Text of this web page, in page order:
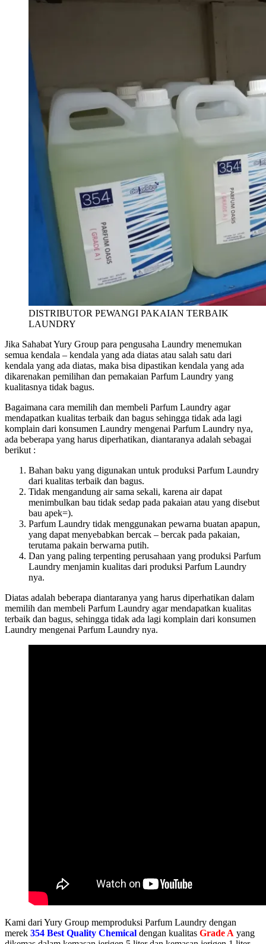
DISTRIBUTOR PEWANGI PAKAIAN TERBAIK
LAUNDRY
Jika Sahabat Yury Group para pengusaha Laundry menemukan
semua kendala – kendala yang ada diatas atau salah satu dari
kendala yang ada diatas, maka bisa dipastikan kendala yang ada
dikarenakan pemilihan dan pemakaian Parfum Laundry yang
kualitasnya tidak bagus.
Bagaimana cara memilih dan membeli Parfum Laundry agar
mendapatkan kualitas terbaik dan bagus sehingga tidak ada lagi
komplain dari konsumen Laundry mengenai Parfum Laundry nya,
ada beberapa yang harus diperhatikan, diantaranya adalah sebagai
berikut :
Bahan baku yang digunakan untuk produksi Parfum Laundry
dari kualitas terbaik dan bagus.
Tidak mengandung air sama sekali, karena air dapat
menimbulkan bau tidak sedap pada pakaian atau yang disebut
bau apek=).
Parfum Laundry tidak menggunakan pewarna buatan apapun,
yang dapat menyebabkan bercak – bercak pada pakaian,
terutama pakain berwarna putih.
Dan yang paling terpenting perusahaan yang produksi Parfum
Laundry menjamin kualitas dari produksi Parfum Laundry
nya.
Diatas adalah beberapa diantaranya yang harus diperhatikan dalam
memilih dan membeli Parfum Laundry agar mendapatkan kualitas
terbaik dan bagus, sehingga tidak ada lagi komplain dari konsumen
Laundry mengenai Parfum Laundry nya.
Kami dari Yury Group memproduksi Parfum Laundry dengan
merek 354 Best Quality Chemical dengan kualitas Grade A yang